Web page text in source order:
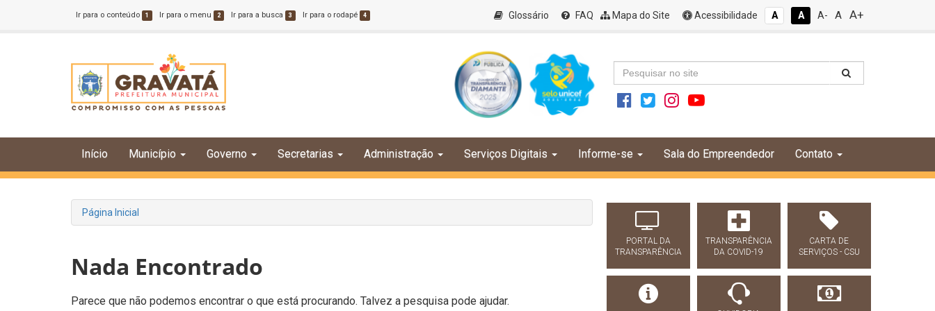
Ir para o conteúdo 1 Ir para o menu 2 Ir para a busca 3 Ir para o rodapé 4 Glossário FAQ Mapa do Site Acessibilidade A A A- A A+
Início Município Governo Secretarias Administração Serviços Digitais Informe-se Sala do Empreendedor Contato
Página Inicial
Nada Encontrado
Parece que não podemos encontrar o que está procurando. Talvez a pesquisa pode ajudar.
PORTAL DA
TRANSPARÊNCIA
TRANSPARÊNCIA
DA COVID-19
CARTA DE
SERVIÇOS - CSU